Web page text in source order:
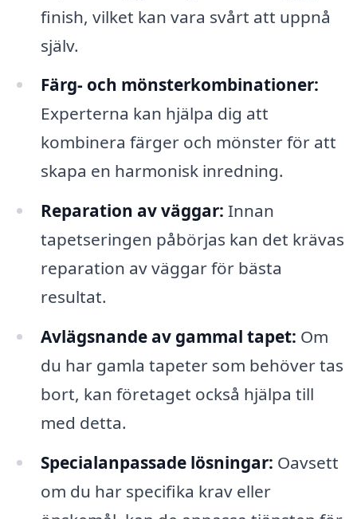
finish, vilket kan vara svårt att uppnå
själv.
Färg- och mönsterkombinationer:
Experterna kan hjälpa dig att
kombinera färger och mönster för att
skapa en harmonisk inredning.
Reparation av väggar: Innan
tapetseringen påbörjas kan det krävas
reparation av väggar för bästa
resultat.
Avlägsnande av gammal tapet: Om
du har gamla tapeter som behöver tas
bort, kan företaget också hjälpa till
med detta.
Specialanpassade lösningar: Oavsett
om du har specifika krav eller